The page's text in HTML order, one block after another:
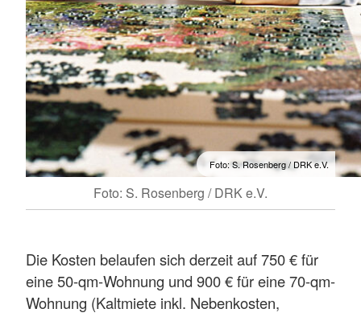
Foto: S. Rosenberg / DRK e.V.
Foto: S. Rosenberg / DRK e.V.
Die Kosten belaufen sich derzeit auf 750 € für
eine 50-qm-Wohnung und 900 € für eine 70-qm-
Wohnung (Kaltmiete inkl. Nebenkosten,